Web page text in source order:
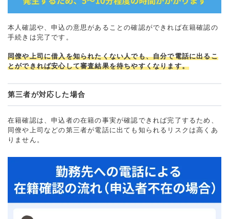
本人確認や、申込の意思があることの確認ができれば在籍確認の
手続きは完了です。
同僚や上司に借入を知られたくない人でも、自分で電話に出るこ
とができれば安心して審査結果を待ちやすくなります。
第三者が対応した場合
在籍確認は、申込者の在籍の事実が確認できれば完了するため、
同僚や上司などの第三者が電話に出ても知られるリスクは高くあ
りません。